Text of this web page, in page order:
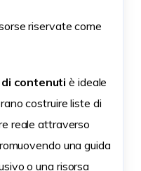
riservate come
contenuti è ideale
costruire liste di
reale attraverso
una guida
o una risorsa